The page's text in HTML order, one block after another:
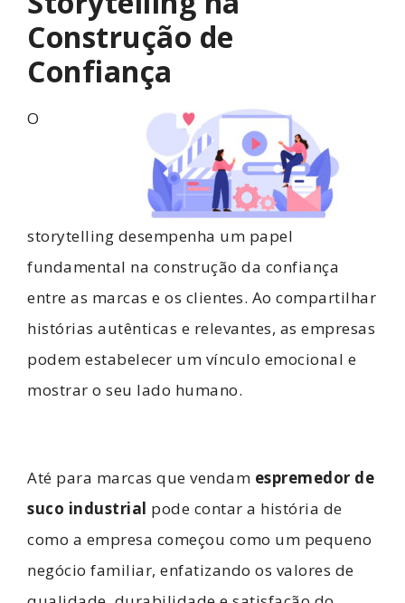
Construção de
Confiança
O
storytelling desempenha um papel
fundamental na construção da confiança
entre as marcas e os clientes. Ao compartilhar
histórias autênticas e relevantes, as empresas
podem estabelecer um vínculo emocional e
mostrar o seu lado humano.
Até para marcas que vendam espremedor de
suco industrial pode contar a história de
como a empresa começou como um pequeno
negócio familiar, enfatizando os valores de